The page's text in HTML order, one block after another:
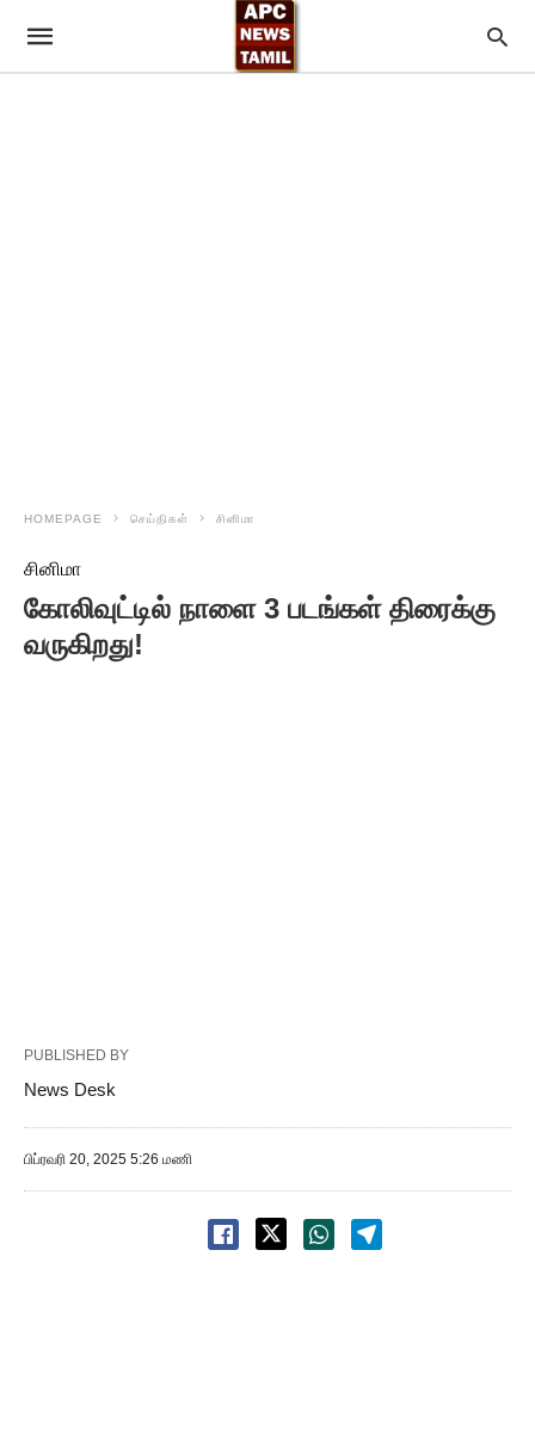
HOMEPAGE செய்திகள் சினிமா
சினிமா
கோலிவுட்டில் நாளை 3 படங்கள் திரைக்கு
வருகிறது!
PUBLISHED BY
News Desk
பிப்ரவரி 20, 2025 5:26 மணி